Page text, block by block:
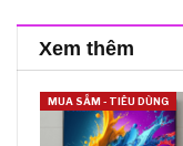
Xem thêm
MUA SẮM - TIÊU DÙNG